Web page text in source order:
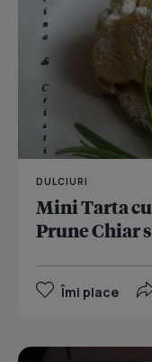
DULCIURI
Mini Tarta
Prune Chiar
Îmi place